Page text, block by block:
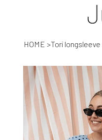
HOME >Tori longsleeve